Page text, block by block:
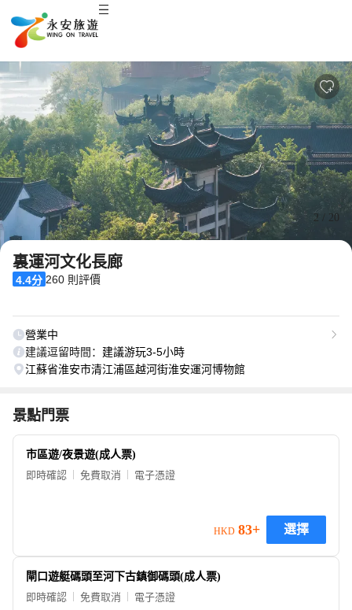
2 20
裏運河文化長廊
4.4分 260 則評價
營業中
建議逗留時間： 建議游玩3-5小時
江蘇省淮安市清江浦區越河街淮安運河博物館
景點門票
市區遊/夜景遊(成人票)
即時確認
免費取消 電子憑證
HKD 83+ 選擇
閘口遊艇碼頭至河下古鎮御碼頭(成人票)
即時確認
免費取消 電子憑證